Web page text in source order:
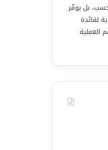
بل يوفّر
لفائدة
العملية